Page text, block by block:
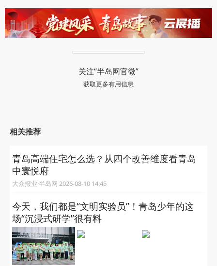
关注“半岛网官微”
获取更多有用信息
相关推荐
青岛高端住宅怎么选？从四个改善维度看青岛
中寰悦府
大众报业·半岛网 2026-08-10 14:45
今天，我们都是“文明实验员”！青岛少年的这
场“沉浸式研学”很有料